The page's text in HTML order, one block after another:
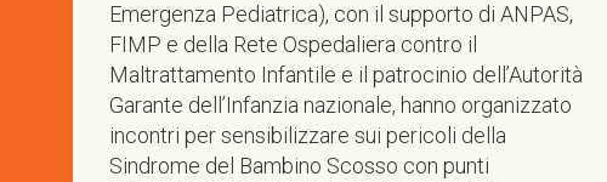
Emergenza Pediatrica), con il supporto di ANPAS,
FIMP e della Rete Ospedaliera contro il
Maltrattamento Infantile e il patrocinio dell’Autorità
Garante dell’Infanzia nazionale, hanno organizzato
incontri per sensibilizzare sui pericoli della
Sindrome del Bambino Scosso con punti